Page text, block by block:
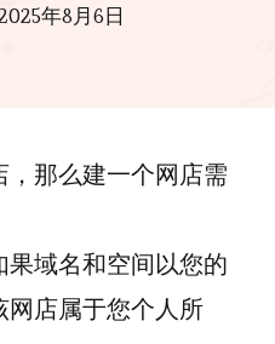
年8月6日
那么建一个网店需
域名和空间以您的
店属于您个人所